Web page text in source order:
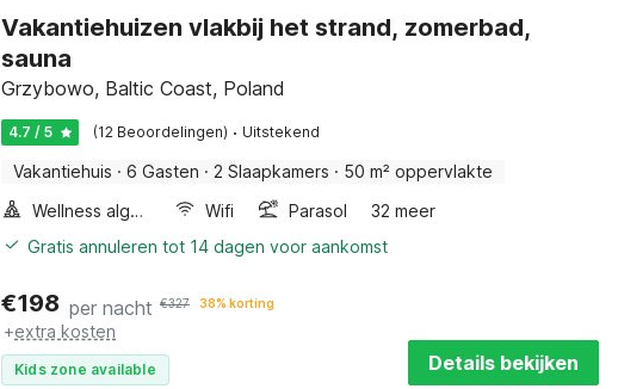
Vakantiehuizen vlakbij het strand, zomerbad,
sauna
Grzybowo, Baltic Coast, Poland
4.7 / 5 (12 Beoordelingen) · Uitstekend
Vakantiehuis · 6 Gasten · 2 Slaapkamers · 50 m² oppervlakte
Wellness algemeen
Wifi Parasol
32 meer
Gratis annuleren tot 14 dagen voor aankomst
€198 per nacht €327 38% korting
+extra kosten
Kids zone available Details bekijken